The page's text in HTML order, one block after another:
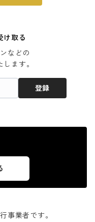
け取る
などの
ます。
登録
事業者です。